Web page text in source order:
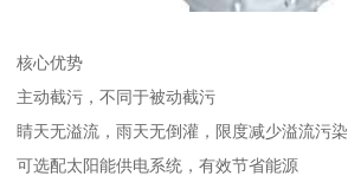
核心优势
主动截污，不同于被动截污
睛天无溢流，雨天无倒灌，限度减少溢流污染
可选配太阳能供电系统，有效节省能源